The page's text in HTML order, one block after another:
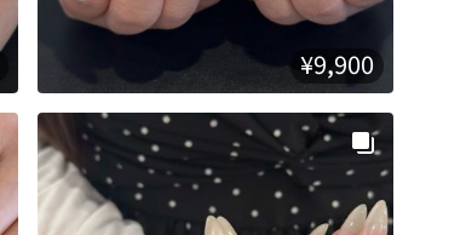
¥9,900